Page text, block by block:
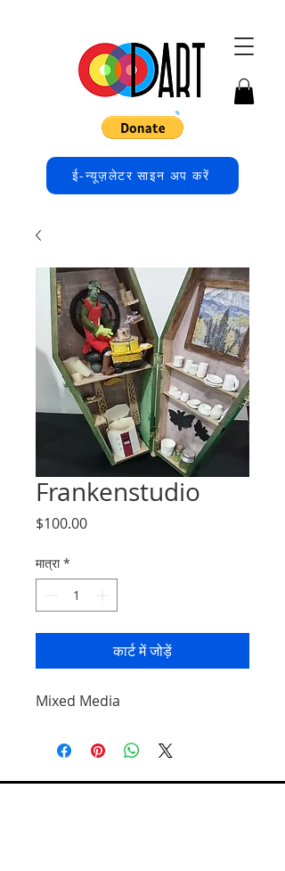
ई-न्यूज़लेटर साइन अप करें
Frankenstudio
$100.00मूल्य
मात्रा *
कार्ट में जोड़ें
Mixed Media